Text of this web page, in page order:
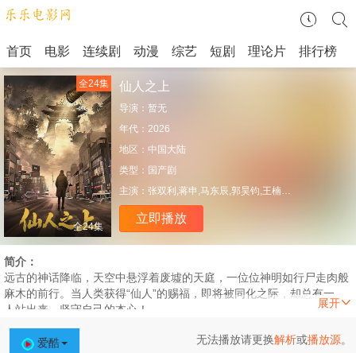
首页 电影 连续剧 动漫 综艺 短剧 理论片 排行榜
全24集
全24集 仙人之上
导演： 暂无
年代： 2026
地区： 中国大陆
类型： 国产剧
主演： 张双利,蒋申,马东辰,郭昊钧,王楠楠,杜孙雨妤
立即播放
简介：
远古的神话降临，天空中悬浮着废墟的天庭，一位位神明如行尸走肉般
麻木的前行。当人类获得“仙人”的赐福，即将被同化之际，却总有一批
人站出来，坚守自己的本心！
爱酷 无法播放请更换解析或播放源。